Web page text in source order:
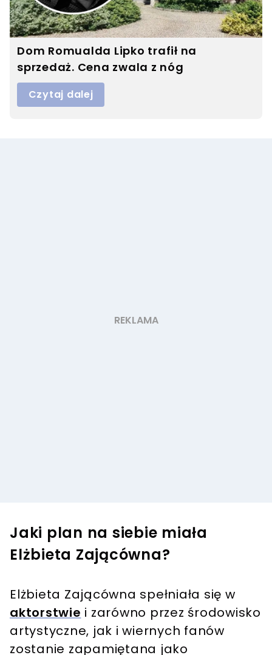
Dom Romualda Lipko trafił na
sprzedaż. Cena zwala z nóg
Czytaj dalej
Jaki plan na siebie miała
Elżbieta Zającówna?
Elżbieta Zającówna spełniała się w
aktorstwie i zarówno przez środowisko
artystyczne, jak i wiernych fanów
zostanie zapamiętana jako